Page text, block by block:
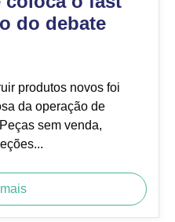
do debate
produtos novos foi
da operação de
sem venda,